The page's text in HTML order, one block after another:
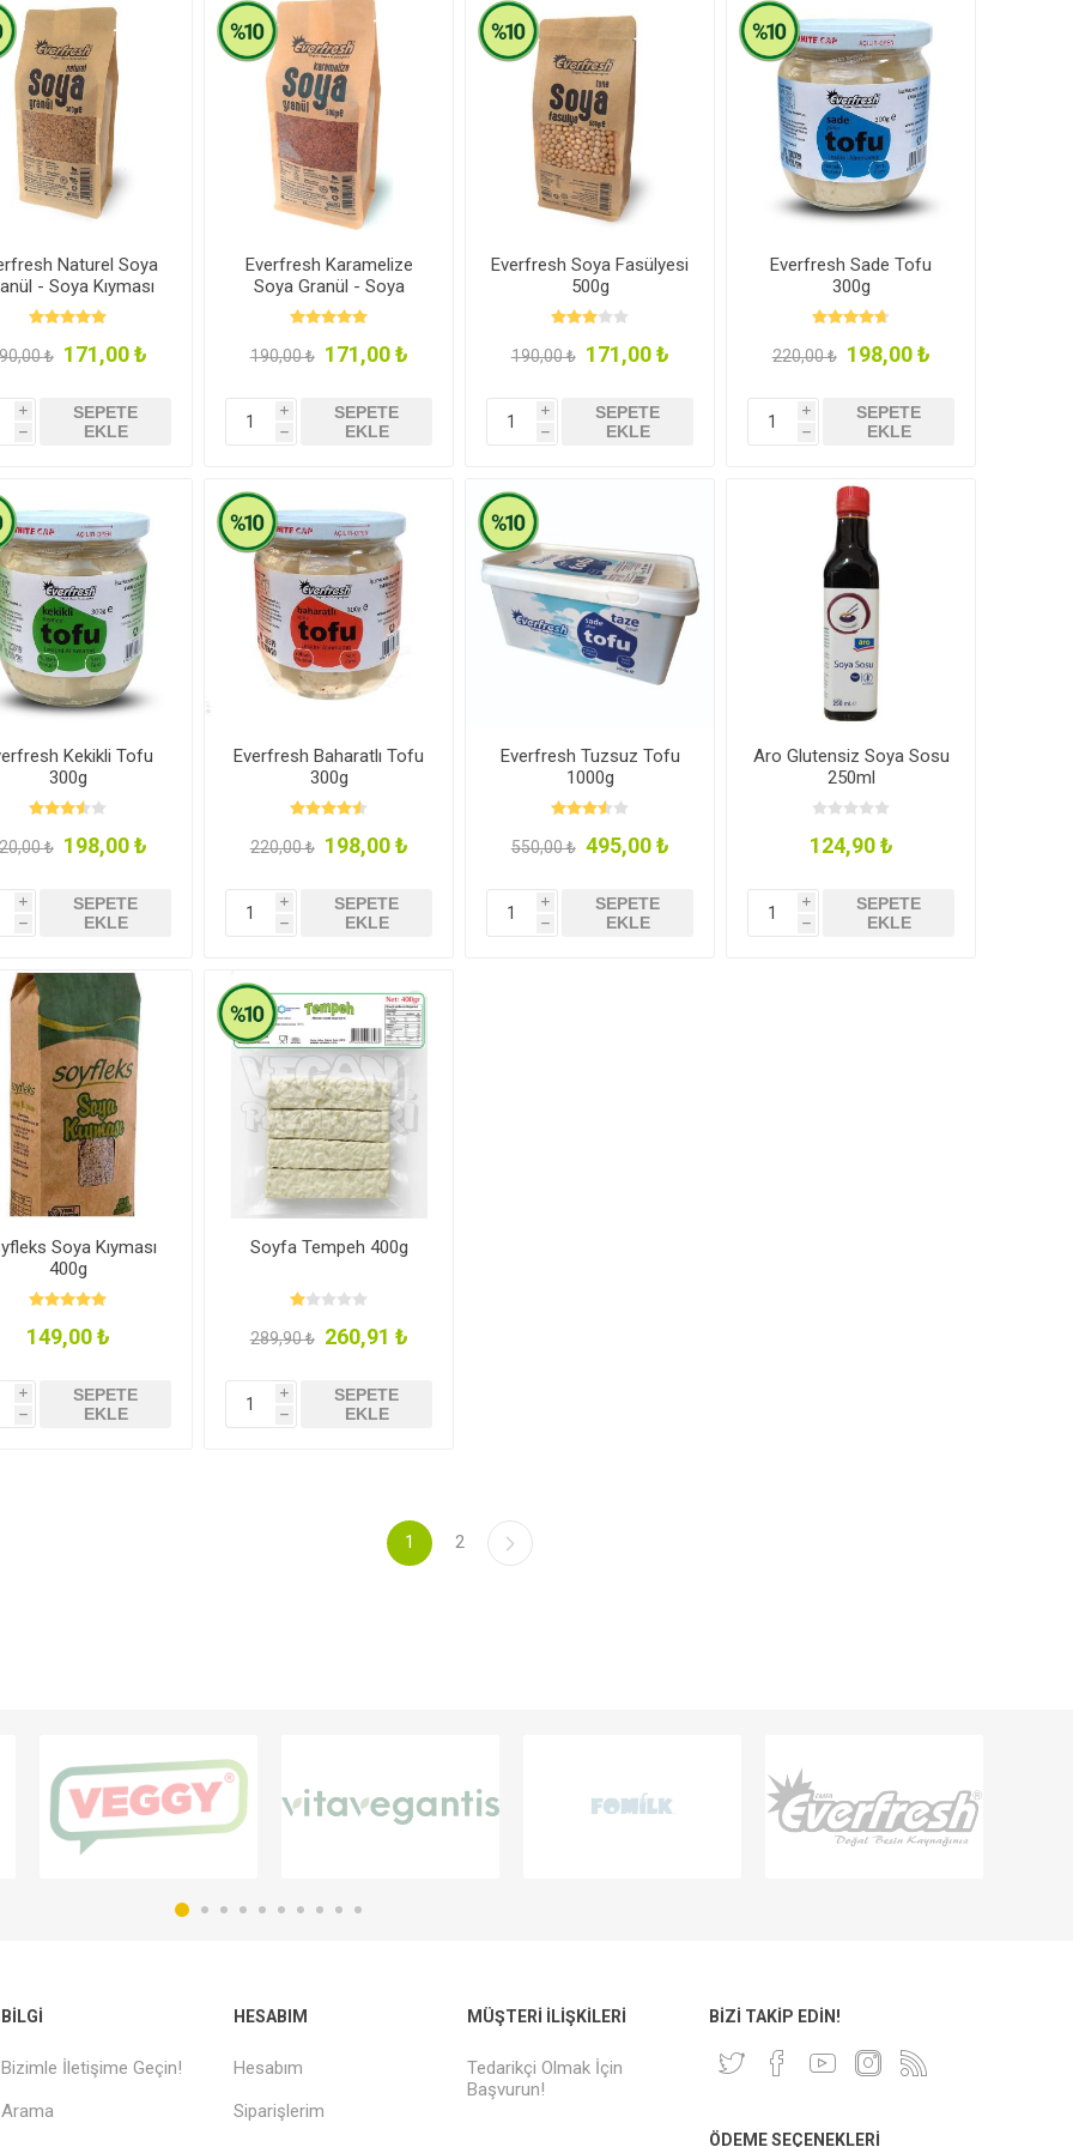
ve Mumlar Hediye Rehberi Vegan Kitaplık İndirimli Ürünler
Yaşam Aksesuar Seramik
Sporcu Besinleri ve
Takviyeler
Temizlik Ürünleri Evcil Hayvan Ürünleri
Minik Veganlar
Kahvaltılık Gevrekler Takviyeler
Makarnalar Sürmelikler Çikolatalar & Püskevitler
Şeker Yerine
Bakliyat- Tahıl- Un- Tohum
Çorbalar Zeytinler
Kaplar Deodorantlar
Newer Foods Lethe Vegan
Indo
Gastronomy
Elmasoğlu Vegan Masa Naturiga
Naturel Soya
- Soya Kıyması
300g
₺ 171,00 ₺
i
h
SEPETE
EKLE
Everfresh Karamelize
Soya Granül - Soya
Kıyması 300g
190,00 ₺ 171,00 ₺
i
h
SEPETE
EKLE
Everfresh Soya Fasülyesi
500g
190,00 ₺ 171,00 ₺
i
h
SEPETE
EKLE
Everfresh Sade Tofu
300g
220,00 ₺ 198,00 ₺
i
h
SEPETE
EKLE
Kekikli Tofu
300g
₺ 198,00 ₺
i
h
SEPETE
EKLE
Everfresh Baharatlı Tofu
300g
220,00 ₺ 198,00 ₺
i
h
SEPETE
EKLE
Everfresh Tuzsuz Tofu
1000g
550,00 ₺ 495,00 ₺
i
h
SEPETE
EKLE
Aro Glutensiz Soya Sosu
250ml
124,90 ₺
i
h
SEPETE
EKLE
Soya Kıyması
400g
149,00 ₺
i
h
SEPETE
EKLE
Soyfa Tempeh 400g
289,90 ₺ 260,91 ₺
i
h
SEPETE
EKLE
1 2
BILGI
Bizimle İletişime Geçin!
Arama
HESABIM
Hesabım
Siparişlerim
MÜŞTERI İLIŞKILERI
Tedarikçi Olmak İçin
Başvurun!
BIZI TAKIP EDIN!
ÖDEME SEÇENEKLERI